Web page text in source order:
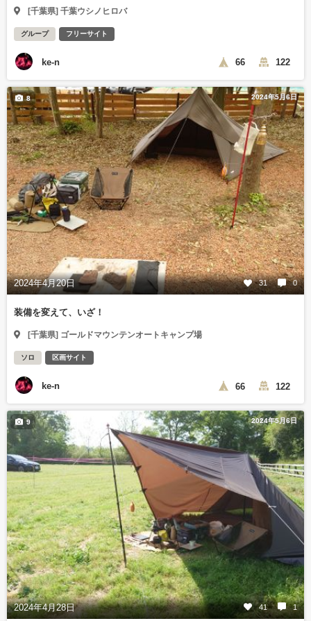
[千葉県] 千葉ウシノヒロバ
グループ フリーサイト
ke-n 66 122
2024年5月6日
2024年4月20日 31 0
8
装備を変えて、いざ！
[千葉県] ゴールドマウンテンオートキャンプ場
ソロ 区画サイト
ke-n 66 122
2024年5月6日
2024年4月28日 41 1
9